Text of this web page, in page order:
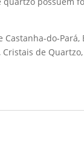
Castanha-do-
de